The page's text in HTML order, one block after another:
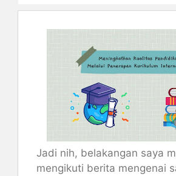
Jadi nih, belakangan saya
mengikuti berita mengenai